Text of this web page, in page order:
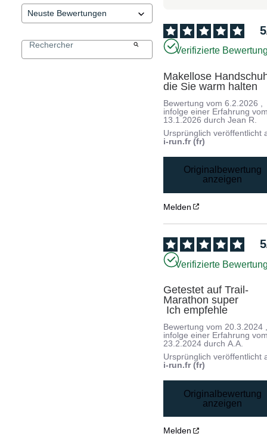
5
Verifizierte
Makellose
die Sie warm halten
Bewertung vom6.2.2026
infolge einer Erfahrung
13.1.2026 durchJean R.
Ursprünglich veröffentlicht
i-run.fr (fr)
Originalbewertung
anzeigen
Melden
5
Verifizierte
Getestet auf Trail-
Marathon super
Ich empfehle
Bewertung vom 20.3.2024
infolge einer Erfahrung
23.2.2024 durchA.A.
Ursprünglich veröffentlicht
i-run.fr (fr)
Originalbewertung
anzeigen
Melden